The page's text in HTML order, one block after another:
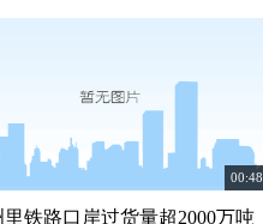
里铁路口岸过货量超2000万吨
00:48